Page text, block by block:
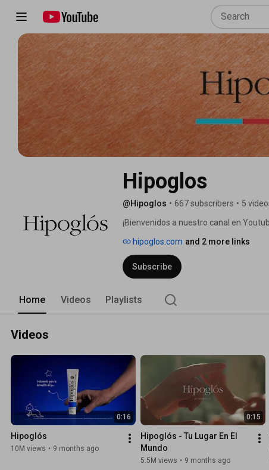
Hipoglos
@Hipoglos • 667 subscribers • 5
¡Bienvenidos a nuestro canal en
hipoglos.com and 2 more links
Subscribe
Home Videos Playlists
Videos
0:16
Hipoglós
10M views • 9 months ago
0:15
Hipoglós - Tu Lugar En El
Mundo
5.5M views • 9 months ago